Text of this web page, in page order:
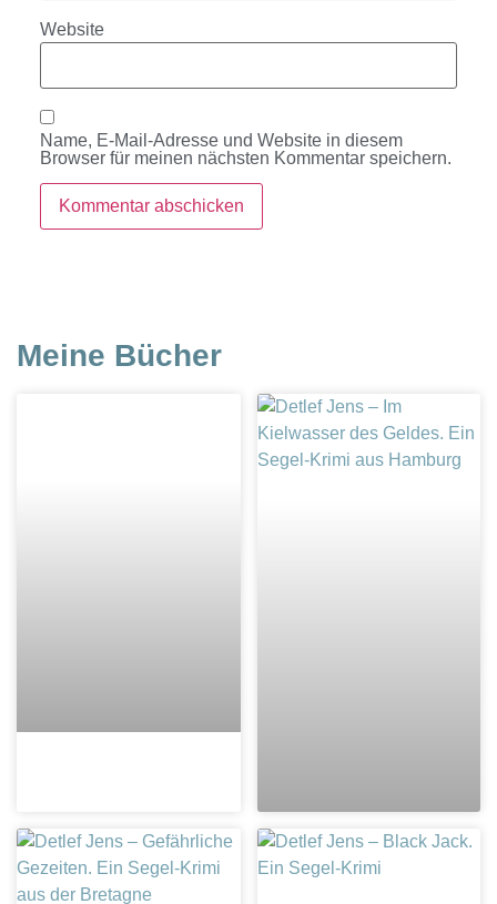
Website
Name, E-Mail-Adresse und Website in diesem
Browser für meinen nächsten Kommentar speichern.
Meine Bücher